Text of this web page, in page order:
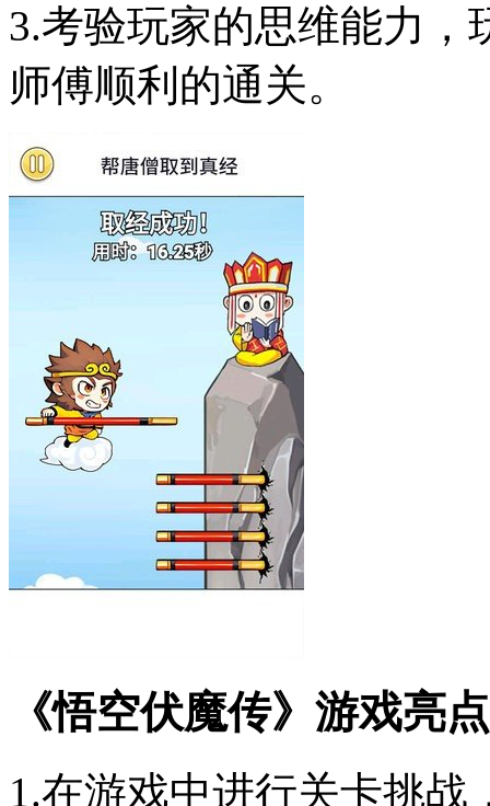
3.考验玩家的思维能力
师傅顺利的通关。
《悟空伏魔传》游戏亮
1.在游戏中进行关卡挑